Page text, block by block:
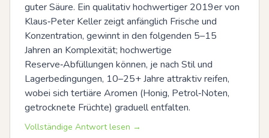
guter Säure. Ein qualitativ hochwertiger 2019er von
Klaus‑Peter Keller zeigt anfänglich Frische und
Konzentration, gewinnt in den folgenden 5–15
Jahren an Komplexität; hochwertige
Reserve‑Abfüllungen können, je nach Stil und
Lagerbedingungen, 10–25+ Jahre attraktiv reifen,
wobei sich tertiäre Aromen (Honig, Petrol‑Noten,
getrocknete Früchte) graduell entfalten.
Vollständige Antwort lesen →